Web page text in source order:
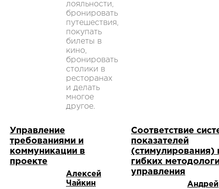
лояльности,
бронировать
путешествия,
покупать
билеты в
кино,
бронировать
столики в
ресторанах
и делать
многое
другое.
Управление
требованиями и
коммуникации в
проекте
Алексей
Чайкин
Соответствие
показателей
(стимулирования)
гибких
управления
Андрей